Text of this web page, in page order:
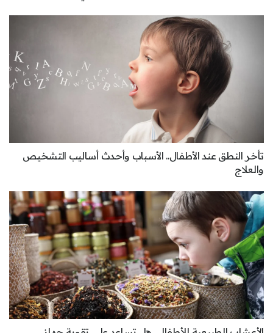
تأخر النطق عند الأطفال.. الأسباب وأحدث أساليب التشخيص
والعلاج